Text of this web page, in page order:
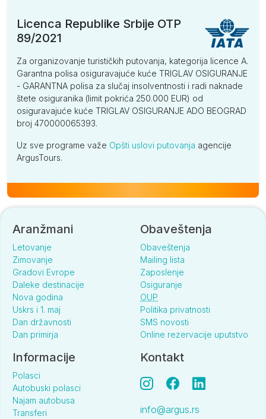
Licenca Republike Srbije OTP
89/2021
Za organizovanje turističkih putovanja, kategorija licence A.
Garantna polisa osiguravajuće kuće TRIGLAV OSIGURANJE
- GARANTNA polisa za slučaj insolventnosti i radi naknade
štete osiguranika (limit pokrića 250.000 EUR) od
osiguravajuće kuće TRIGLAV OSIGURANJE ADO BEOGRAD
broj 470000065393.
Uz sve programe važe Opšti uslovi putovanja agencije
ArgusTours.
Aranžmani
Letovanje
Zimovanje
Gradovi Evrope
Daleke destinacije
Nova godina
Uskrs i 1. maj
Dan državnosti
Dan primirja
Obaveštenja
Obaveštenja
Mailing lista
Zaposlenje
Osiguranje
OUP
Politika privatnosti
SMS novosti
Online rezervacije uputstvo
Informacije
Polasci
Autobuski polasci
Najam autobusa
Transferi
Kontakt
info@argus.rs